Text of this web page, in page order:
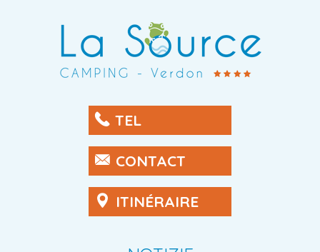
TEL
CONTACT
ITINÉRAIRE